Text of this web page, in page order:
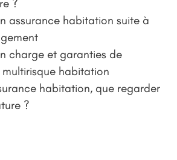
?
assurance habitation suite à
charge et garanties de
multirisque habitation
habitation, que regarder
?